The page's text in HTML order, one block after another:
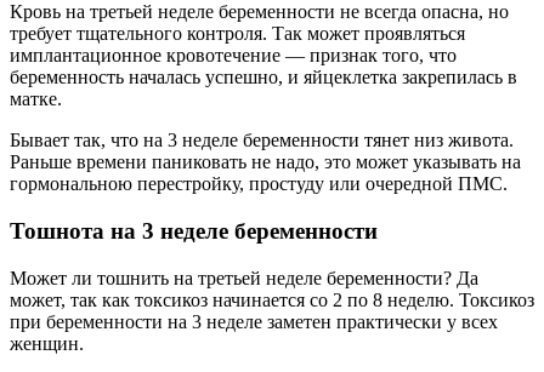
Кровь на третьей неделе беременности не всегда опасна, но
требует тщательного контроля. Так может проявляться
имплантационное кровотечение — признак того, что
беременность началась успешно, и яйцеклетка закрепилась в
матке.
Бывает так, что на 3 неделе беременности тянет низ живота.
Раньше времени паниковать не надо, это может указывать на
гормональною перестройку, простуду или очередной ПМС.
Тошнота на 3 неделе беременности
Может ли тошнить на третьей неделе беременности? Да
может, так как токсикоз начинается со 2 по 8 неделю. Токсикоз
при беременности на 3 неделе заметен практически у всех
женщин.